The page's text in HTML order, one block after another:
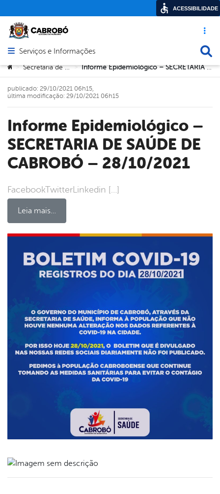
Acesso
Abrir menu principal de navegação
Serviços e Informações
Você está aqui:
> Secretaria de Saúde > Informe Epidemiológico – SECRETARIA DE SAÚDE DE CABROBÓ – 28/10/2021
Informe Epidemiológico –
SECRETARIA DE SAÚDE DE
CABROBÓ – 28/10/2021
FacebookTwitterLinkedin […]
Leia mais…
publicado: 29/10/2021 06h15,
última modificação: 29/10/2021 06h15
ACESSIBILIDADE